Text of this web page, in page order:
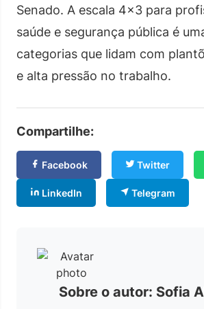
Senado. A escala 4×3 para
saúde e segurança pública é
categorias que lidam com
e alta pressão no trabalho.
Compartilhe:
Facebook Twitter
LinkedIn Telegram
Sobre o autor: Sofia